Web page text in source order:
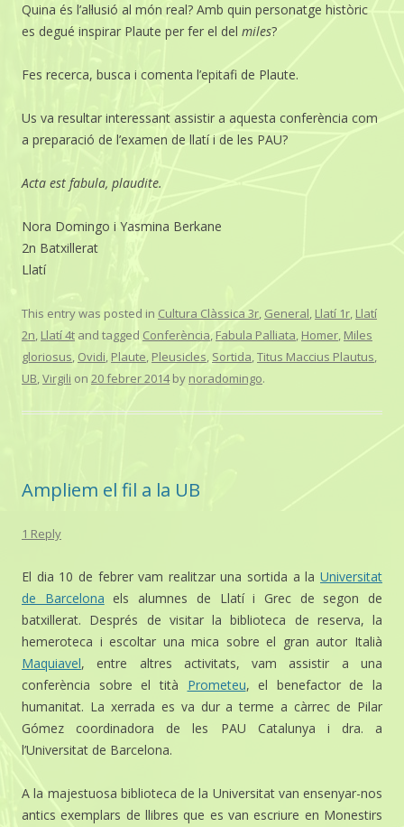
Quina és l’al·lusió al món real? Amb quin personatge històric
es degué inspirar Plaute per fer el del miles?
Fes recerca, busca i comenta l’epitafi de Plaute.
Us va resultar interessant assistir a aquesta conferència com
a preparació de l’examen de llatí i de les PAU?
Acta est fabula, plaudite.
Nora Domingo i Yasmina Berkane
2n Batxillerat
Llatí
This entry was posted in Cultura Clàssica 3r, General, Llatí 1r, Llatí
2n, Llatí 4t and tagged Conferència,Fabula Palliata, Homer, Miles
gloriosus, Ovidi, Plaute, Pleusicles, Sortida,Titus Maccius Plautus,
UB,Virgili on 20 febrer 2014by noradomingo.
Ampliem el fil a la UB
1 Reply
El dia 10 de febrer vam realitzar una sortida a la Universitat
de Barcelona els alumnes de Llatí i Grec de segon de
batxillerat. Després de visitar la biblioteca de reserva, la
hemeroteca i escoltar una mica sobre el gran autor Italià
Maquiavel, entre altres activitats, vam assistir a una
conferència sobre el tità Prometeu, el benefactor de la
humanitat. La xerrada es va dur a terme a càrrec de Pilar
Gómez coordinadora de les PAU Catalunya i dra. a
l’Universitat de Barcelona.
A la majestuosa biblioteca de la Universitat van ensenyar-nos
antics exemplars de llibres que es van escriure en Monestirs